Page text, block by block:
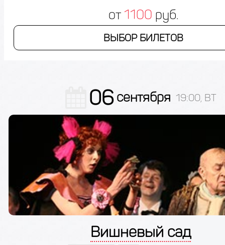
от 1100 руб.
ВЫБОР БИЛЕТОВ
06 сентября 19:00, ВТ
Вишневый сад